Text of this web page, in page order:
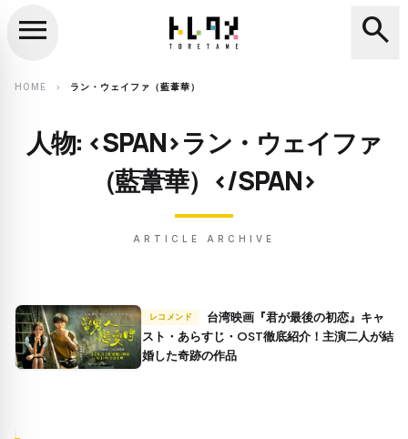
search
menu search
HOME chevron_right ラン・ウェイファ（藍葦華）
人物: <SPAN>ラン・ウェイファ
（藍葦華）</SPAN>
ARTICLE ARCHIVE
レコメンド
スト・あらすじ・OST徹底紹介！主演二人が結
婚した奇跡の作品